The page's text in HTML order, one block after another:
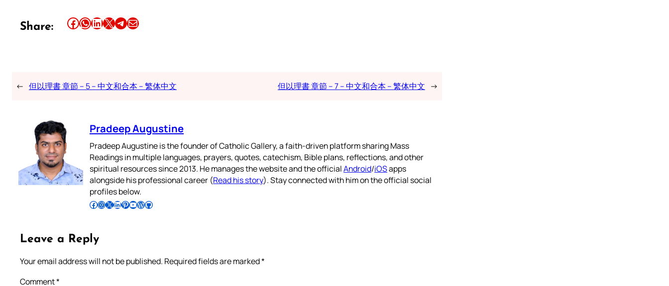
Share: Share this article on Facebook Share this article on WhatsApp Share this article on LinkedIn Share this article on X Share this article on TelegramEmail this Article
← 但以理書 章節 – 5 – 中文和合本 – 繁体中文 但以理書 章節 – 7 – 中文和合本 – 繁体中文 →
Pradeep Augustine
Pradeep Augustine is the founder of Catholic Gallery, a faith-driven platform sharing Mass
Readings in multiple languages, prayers, quotes, catechism, Bible plans, reflections, and other
spiritual resources since 2013. He manages the website and the officialAndroid/iOSapps
alongside his professional career (Read his story). Stay connected with him on the official social
profiles below.
Follow Pradeep on Facebook Follow Pradeep on InstagramFollow Pradeep on X Follow Pradeep on LinkedIn Follow Pradeep on Pinterest Subscribe to Pradeep’s Youtube Channel Follow Pradeep on WordPress Follow Pradeep on GitHub
Leave a Reply
Your email address will not be published. Required fields are marked*
Comment*